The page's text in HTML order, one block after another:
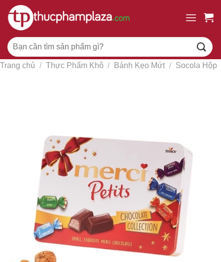
Chuyển
đến
dung
Tìm
kiếm:
Trang chủ / Thực Phẩm Khô / Bánh Kẹo Mứt / Socola Hộp